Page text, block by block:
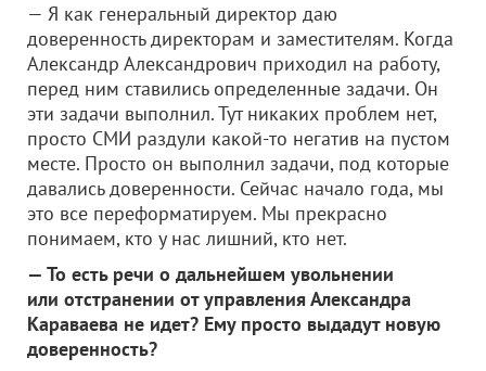
— Я как генеральный директор даю
доверенность директорам и заместителям. Когда
Александр Александрович приходил на работу,
перед ним ставились определенные задачи. Он
эти задачи выполнил. Тут никаких проблем нет,
просто СМИ раздули какой-то негатив на пустом
месте. Просто он выполнил задачи, под которые
давались доверенности. Сейчас начало года, мы
это все переформатируем. Мы прекрасно
понимаем, кто у нас лишний, кто нет.
— То есть речи о дальнейшем увольнении
или отстранении от управления Александра
Караваева не идет? Ему просто выдадут новую
доверенность?